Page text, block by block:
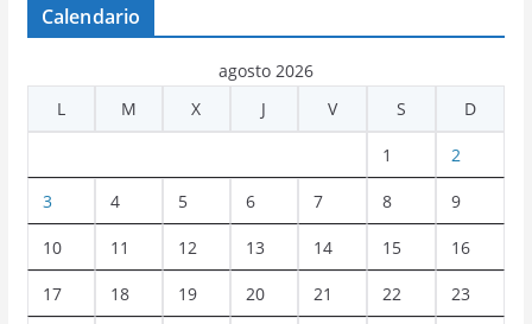
Calendario
agosto 2026
L
M X J V S D
1 2
3 4 5 6 7 8 9
10 11 12 13 14 15 16
17 18 19 20 21 22 23